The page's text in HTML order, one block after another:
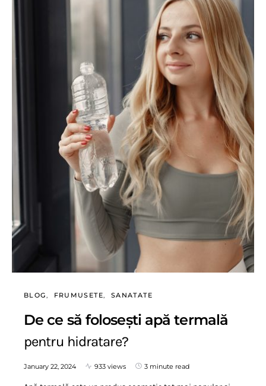
BLOG FRUMUSETE SANATATE
De ce să folosești apă termală
pentru hidratare?
January 22, 2024 933 views 3 minute read